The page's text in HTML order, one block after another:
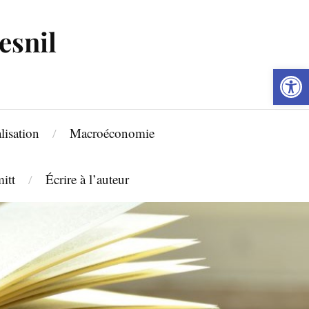
Ouvrir la barre d’outils
Macroéconomie
Écrire à l’auteur